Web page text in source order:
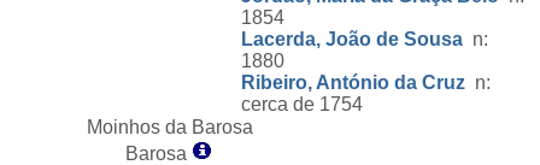
1854
Lacerda, João de Sousa n:
1880
Ribeiro, António da Cruz n:
cerca de 1754
Moinhos da Barosa
Barosa